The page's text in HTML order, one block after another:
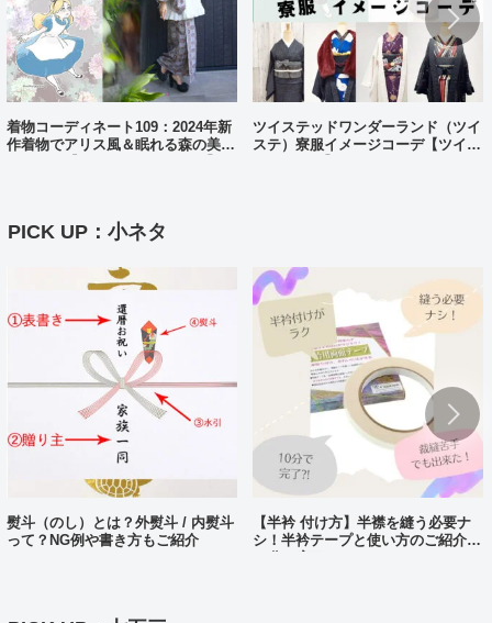
着物コーディネート109：2024年新
作着物でアリス風＆眠れる森の美女
ツイステッドワンダーランド（ツイ
ステ）寮服イメージコーデ【ツイス
PICK UP：小ネタ
熨斗（のし）とは？外熨斗 / 内熨斗
って？NG例や書き方もご紹介
【半衿 付け方】半襟を縫う必要ナ
シ！半衿テープと使い方のご紹介。